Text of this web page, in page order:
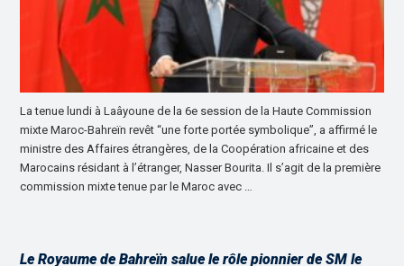
La tenue lundi à Laâyoune de la 6e session de la Haute Commission
mixte Maroc-Bahreïn revêt “une forte portée symbolique”, a affirmé le
ministre des Affaires étrangères, de la Coopération africaine et des
Marocains résidant à l’étranger, Nasser Bourita. Il s’agit de la première
commission mixte tenue par le Maroc avec …
Le Royaume de Bahreïn salue le rôle pionnier de SM le